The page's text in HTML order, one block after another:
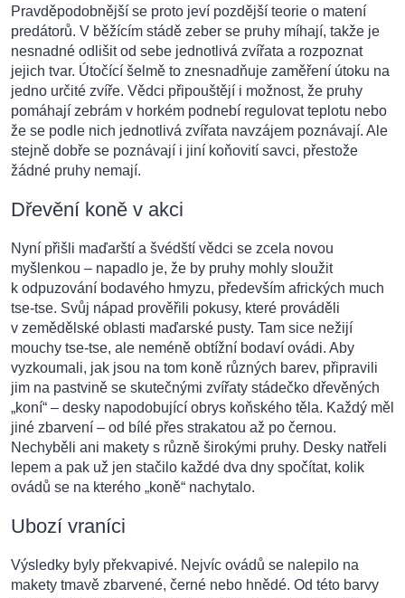
Pravděpodobnější se proto jeví pozdější teorie o matení
predátorů. V běžícím stádě zeber se pruhy míhají, takže je
nesnadné odlišit od sebe jednotlivá zvířata a rozpoznat
jejich tvar. Útočící šelmě to znesnadňuje zaměření útoku na
jedno určité zvíře. Vědci připouštějí i možnost, že pruhy
pomáhají zebrám v horkém podnebí regulovat teplotu nebo
že se podle nich jednotlivá zvířata navzájem poznávají. Ale
stejně dobře se poznávají i jiní koňovití savci, přestože
žádné pruhy nemají.
Dřevění koně v akci
Nyní přišli maďarští a švédští vědci se zcela novou
myšlenkou – napadlo je, že by pruhy mohly sloužit
k odpuzování bodavého hmyzu, především afrických much
tse-tse. Svůj nápad prověřili pokusy, které prováděli
v zemědělské oblasti maďarské pusty. Tam sice nežijí
mouchy tse-tse, ale neméně obtížní bodaví ovádi. Aby
vyzkoumali, jak jsou na tom koně různých barev, připravili
jim na pastvině se skutečnými zvířaty stádečko dřevěných
„koní“ – desky napodobující obrys koňského těla. Každý měl
jiné zbarvení – od bílé přes strakatou až po černou.
Nechyběli ani makety s různě širokými pruhy. Desky natřeli
lepem a pak už jen stačilo každé dva dny spočítat, kolik
ovádů se na kterého „koně“ nachytalo.
Ubozí vraníci
Výsledky byly překvapivé. Nejvíc ovádů se nalepilo na
makety tmavě zbarvené, černé nebo hnědé. Od této barvy